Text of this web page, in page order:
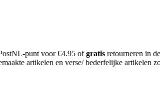
punt voor €4.95 ofgratis retourneren in
artikelen en verse/ bederfelijke artikelen